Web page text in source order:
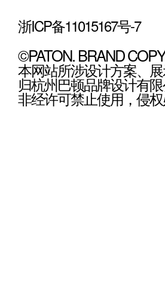
浙ICP备11015167号-7
©PATON. BRAND
本网站所涉设计方案、
归杭州巴顿品牌设计有
非经许可禁止使用，侵